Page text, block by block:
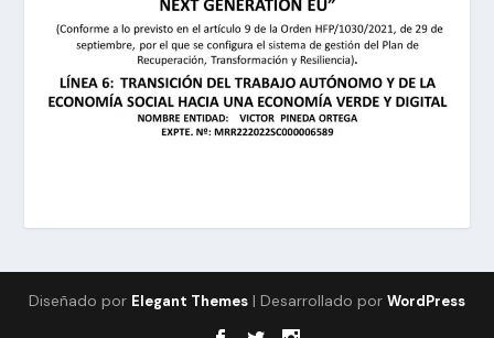
Diseñado por Elegant Themes | Desarrollado por WordPress